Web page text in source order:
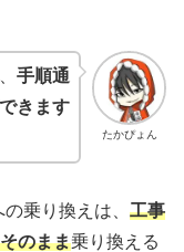
たかぴょん
手順通
きます
乗り換えは、 工事
のまま乗り換える